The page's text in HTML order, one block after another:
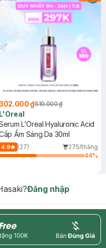
₫519.000 ₫
L'Oreal
L'Oreal Hyaluronic Acid
Ẩm Sáng Da 30ml
4.9 (27)
275/tháng
44%
Đăng nhập
price